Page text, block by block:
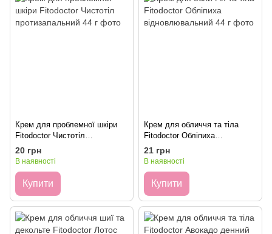
Крем для проблемної шкіри
Fitodoctor Чистотіл
протизапальний 44 г
20 грн
В наявності
Купити
Крем для обличчя та тіла
Fitodoctor Обліпиха
відновлювальний 44 г
21 грн
В наявності
Купити